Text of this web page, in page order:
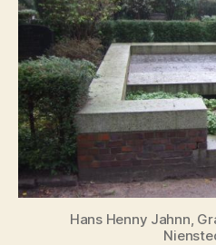
Hans Henny Jahnn,